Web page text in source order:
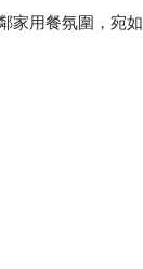
家用餐氛圍，宛如